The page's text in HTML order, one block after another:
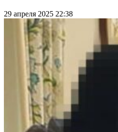
29 апреля 2025 22:38